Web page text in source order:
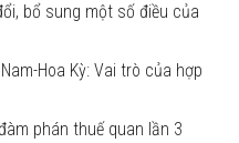
bổ sung một số điều của
Hoa Kỳ: Vai trò của hợp
phán thuế quan lần 3